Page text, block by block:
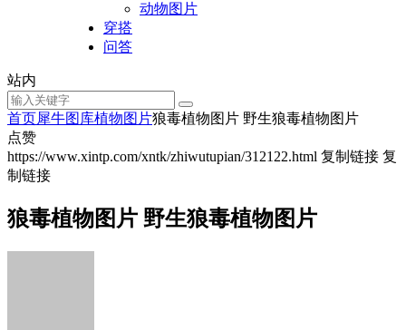
动物图片
穿搭
问答
站内
首页犀牛图库植物图片狼毒植物图片 野生狼毒植物图片
点赞
https://www.xintp.com/xntk/zhiwutupian/312122.html 复制链接 复
制链接
狼毒植物图片 野生狼毒植物图片